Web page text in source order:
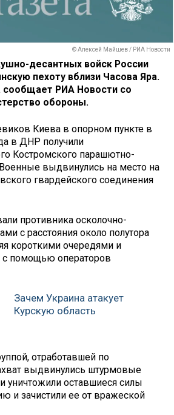
© Алексей Майшев / РИА Новости
десантных войск России
пехоту вблизи Часова Яра.
сообщает РИА Новости со
обороны.
Киева в опорном пункте в
в ДНР получили
Костромского парашютно-
выдвинулись на место на
гвардейского соединения
противника осколочно-
с расстояния около полутора
короткими очередями и
с помощью операторов
Зачем Украина атакует
Курскую область
отработавшей по
выдвинулись штурмовые
уничтожили оставшиеся силы
и зачистили ее от вражеской